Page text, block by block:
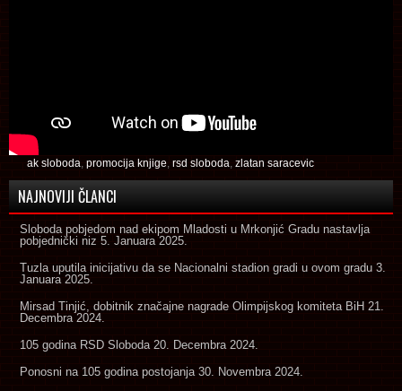
ak sloboda, promocija knjige, rsd sloboda, zlatan saracevic
NAJNOVIJI ČLANCI
Sloboda pobjedom nad ekipom Mladosti u Mrkonjić Gradu nastavlja
pobjednički niz 5. Januara 2025.
Tuzla uputila inicijativu da se Nacionalni stadion gradi u ovom gradu 3.
Januara 2025.
Mirsad Tinjić, dobitnik značajne nagrade Olimpijskog komiteta BiH 21.
Decembra 2024.
105 godina RSD Sloboda 20. Decembra 2024.
Ponosni na 105 godina postojanja 30. Novembra 2024.